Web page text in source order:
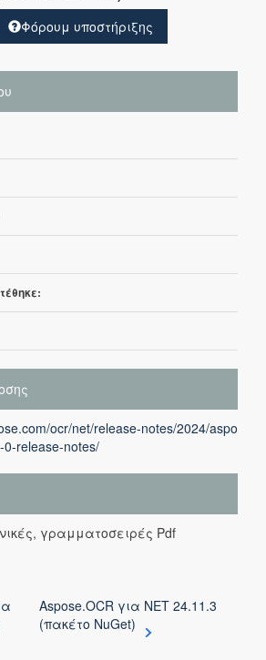
Φόρουμ υποστήριξης
ocr/net/release-notes/2024/aspo
release-notes/
γραμματοσειρές Pdf
Aspose.OCR για NET 24.11.3
(πακέτο NuGet)